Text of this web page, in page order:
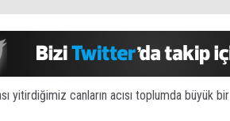
yitirdiğimiz canların acısı toplumda büyük bir